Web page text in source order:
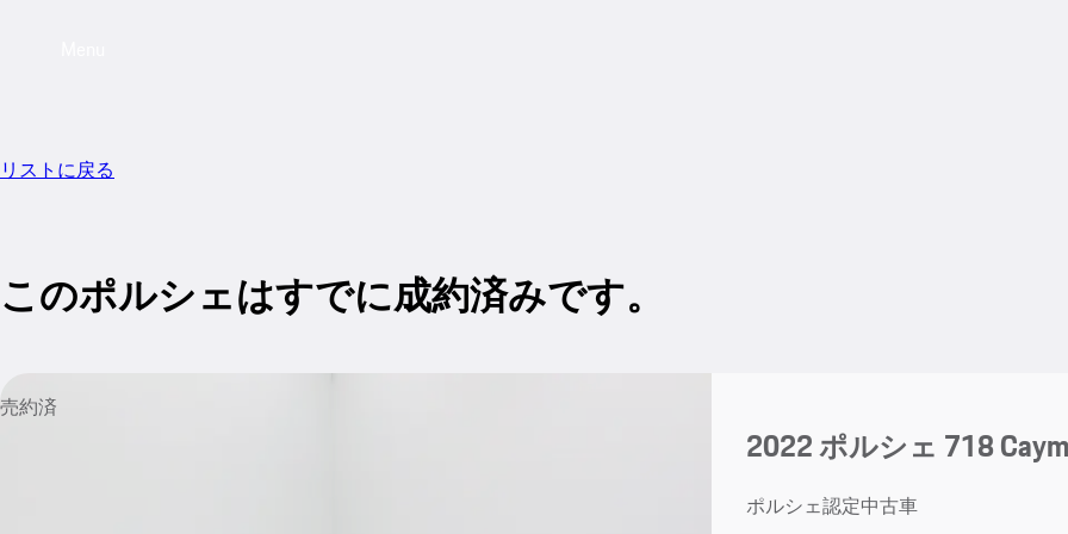
リストに戻る
このポルシェはすでに成約済みです。
売約済
2022 ポルシェ 718
ポルシェ認定中古車